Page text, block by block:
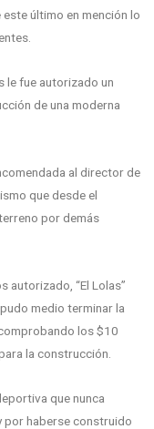
último en mención lo
le fue autorizado un
de una moderna
al director de
que desde el
por demás
autorizado, “El Lolas”
medio terminar la
los $10
la construcción.
que nunca
por haberse construido